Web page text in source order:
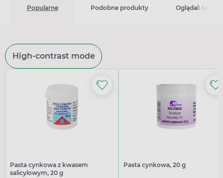
Popularne Podobne produkty Oglądali także
High-contrast mode
Pasta cynkowa z kwasem
salicylowym, 20 g
Pasta cynkowa, 20 g